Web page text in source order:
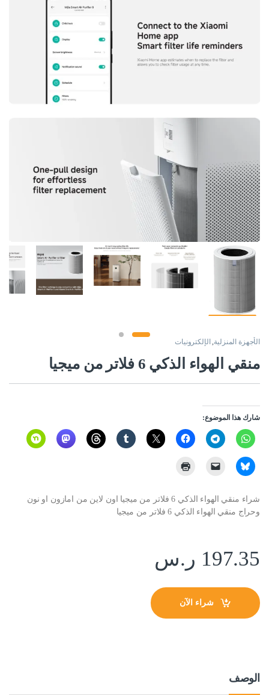
الأجهزة المنزلية ,الإلكترونيات
منقي الهواء الذكي 6 فلاتر من ميجيا
شارك هذا الموضوع:
شراء منقي الهواء الذكي 6 فلاتر من ميجيا اون لاين من امازون او نون
وحراج منقي الهواء الذكي 6 فلاتر من ميجيا
197.35 ر.س
شراء الآن
الوصف